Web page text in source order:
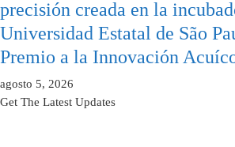
precisión creada en la
Universidad Estatal de São
Premio a la Innovación
agosto 5, 2026
Get The Latest Updates